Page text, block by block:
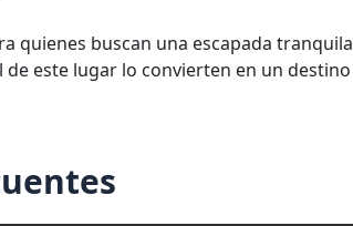
quienes buscan una escapada tranquila
este lugar lo convierten en un destino